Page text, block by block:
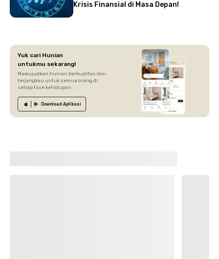
Krisis Finansial di Masa Depan!
Yuk cari Hunian
untukmu sekarang!
Mewujudkan hunian berkualitas dan
terjangkau untuk semua orang di
setiap fase kehidupan.
Download Aplikasi